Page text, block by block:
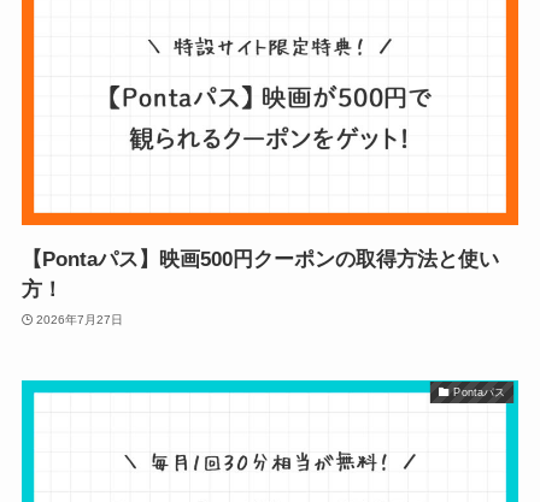
【Pontaパス】映画500円クーポンの取得方法と使い
方！
2026年7月27日
Pontaパス